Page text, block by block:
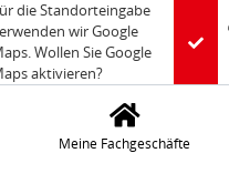
die Standorteingabe
wir Google
Wollen Sie Google
aktivieren?
Meine Fachgeschäfte